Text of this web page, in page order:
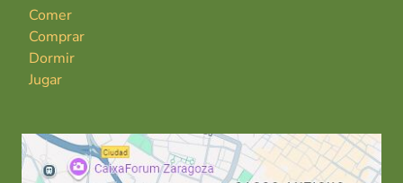
Comer
Comprar
Dormir
Jugar